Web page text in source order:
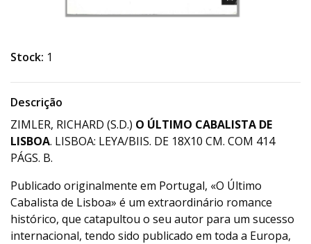
Stock: 1
Descrição
ZIMLER, RICHARD (S.D.) O ÚLTIMO CABALISTA DE
LISBOA. LISBOA: LEYA/BIIS. DE 18X10 CM. COM 414
PÁGS. B.
Publicado originalmente em Portugal, «O Último
Cabalista de Lisboa» é um extraordinário romance
histórico, que catapultou o seu autor para um sucesso
internacional, tendo sido publicado em toda a Europa,